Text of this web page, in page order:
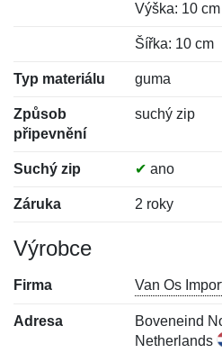
Výška: 10 cm
Šířka: 10 cm
Typ materiálu guma
Způsob
připevnění
suchý zip
Suchý zip ✔ ano
Záruka 2 roky
Výrobce
Firma Van Os
Adresa
Boveneind
Netherlands